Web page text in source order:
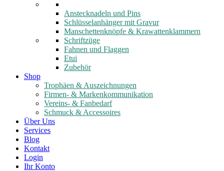
Anstecknadeln und Pins
Schlüsselanhänger mit Gravur
Manschettenknöpfe & Krawattenklammern
Schriftzüge
Fahnen und Flaggen
Etui
Zubehör
Shop
Trophäen & Auszeichnungen
Firmen- & Markenkommunikation
Vereins- & Fanbedarf
Schmuck & Accessoires
Über Uns
Services
Blog
Kontakt
Login
Ihr Konto